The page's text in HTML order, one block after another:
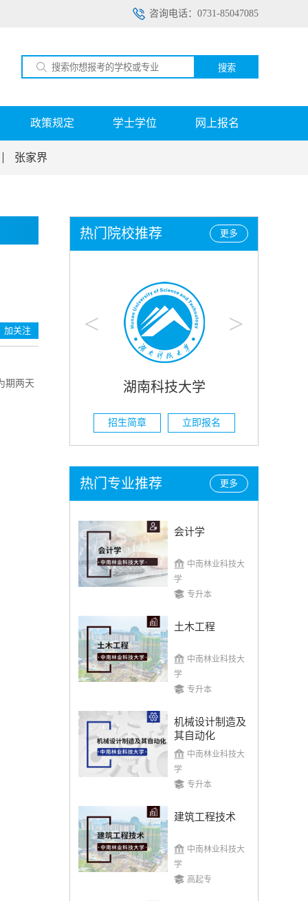
咨询电话：0731-85047085
搜索
政策规定 学士学位 网上报名
张家界
加关注
期两天
更多
热门院校推荐
< >
学 湖南农业大学
招生简章 立即报名
更多
热门专业推荐
会计学
中南林业科技大
学
专升本
土木工程
中南林业科技大
学
专升本
机械设计制造及
其自动化
中南林业科技大
学
专升本
建筑工程技术
中南林业科技大
学
高起专